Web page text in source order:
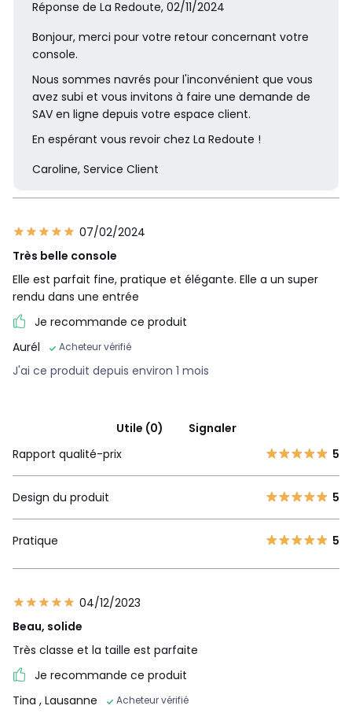
Réponse de La Redoute, 02/11/2024
Bonjour, merci pour votre retour concernant votre
console.
Nous sommes navrés pour l'inconvénient que vous
avez subi et vous invitons à faire une demande de
SAV en ligne depuis votre espace client.
En espérant vous revoir chez La Redoute !
Caroline, Service Client
07/02/2024
Très belle console
Elle est parfait fine, pratique et élégante. Elle a un super
rendu dans une entrée
Je recommande ce produit
Aurél
Acheteur vérifié
J'ai ce produit depuis environ 1 mois
Utile (0)
Signaler
Rapport qualité-prix
5
Design du produit 5
Pratique 5
04/12/2023
Beau, solide
Très classe et la taille est parfaite
Je recommande ce produit
Tina , Lausanne Acheteur vérifié